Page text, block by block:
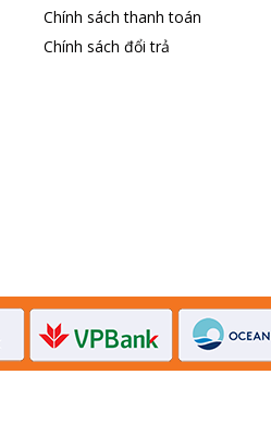
Chính sách thanh toán
Chính sách đổi trả